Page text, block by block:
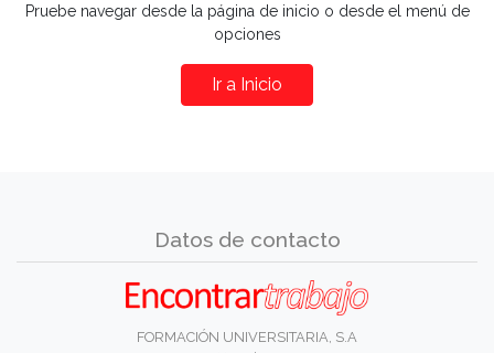
Pruebe navegar desde la página de inicio o desde el menú de
opciones
Ir a Inicio
Datos de contacto
FORMACIÓN UNIVERSITARIA, S.A